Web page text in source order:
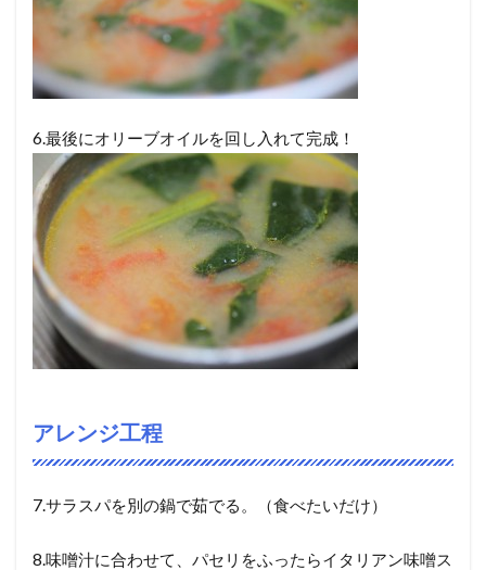
6.最後にオリーブオイルを回し入れて完成！
アレンジ工程
7.サラスパを別の鍋で茹でる。（食べたいだけ）
8.味噌汁に合わせて、パセリをふったらイタリアン味噌ス